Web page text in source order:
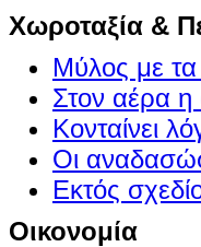
Χωροταξία &
Μύλος με τα
Στον αέρα η
Κονταίνει
Οι
Εκτός
Οικονομία